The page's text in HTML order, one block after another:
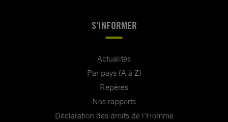
S'INFORMER
Actualités
Par pays (A à Z)
Repères
Nos rapports
Déclaration des droits de l'Homme